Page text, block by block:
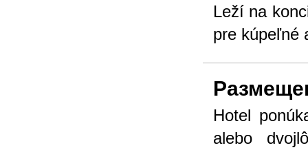
Leží na
pre kúpeľné
Hotel
alebo